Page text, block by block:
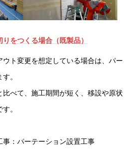
をつくる場合（既製品）
ト変更を想定している場合は、パー
。
べて、施工期間が短く、移設や原状
。
事：パーテーション設置工事